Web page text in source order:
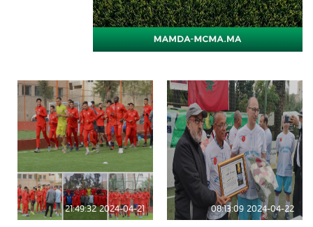
2024-04-22 08:13:09
2024-04-21 21:49:32